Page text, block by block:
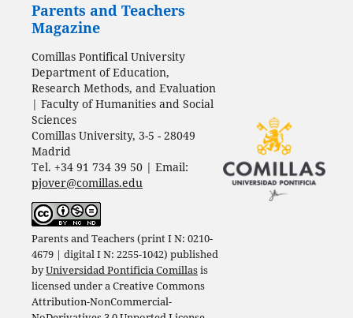
Parents and Teachers
Magazine
Comillas Pontifical University
Department of Education,
Research Methods, and Evaluation
| Faculty of Humanities and Social
Sciences
Comillas University, 3-5 - 28049
Madrid
Tel. +34 91 734 39 50 | Email:
pjover@comillas.edu
Parents and Teachers (print I N: 0210-
4679 | digital I N: 2255-1042) published
byUniversidad Pontificia Comillasis
licensed under aCreative Commons
Attribution-NonCommercial-